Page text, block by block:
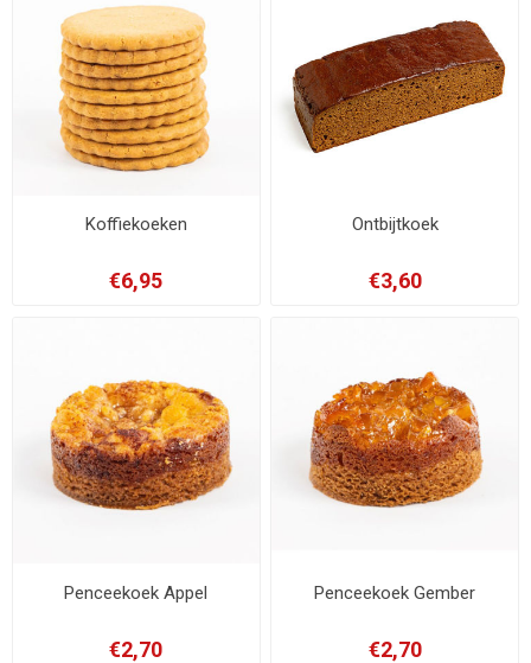
Koffiekoeken
€6,95
Ontbijtkoek
€3,60
Penceekoek Appel
€2,70
Penceekoek Gember
€2,70